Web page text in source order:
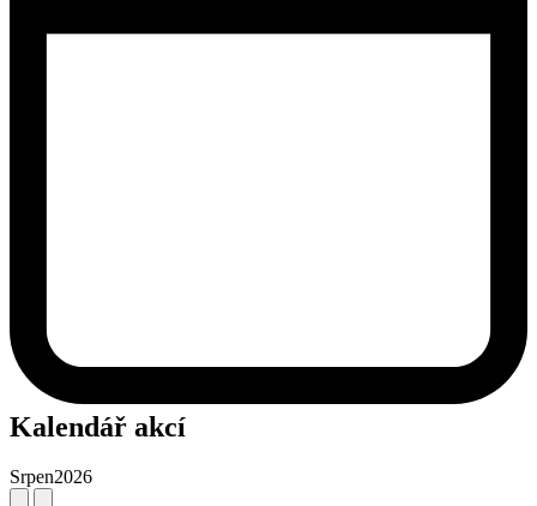
Kalendář akcí
Srpen2026